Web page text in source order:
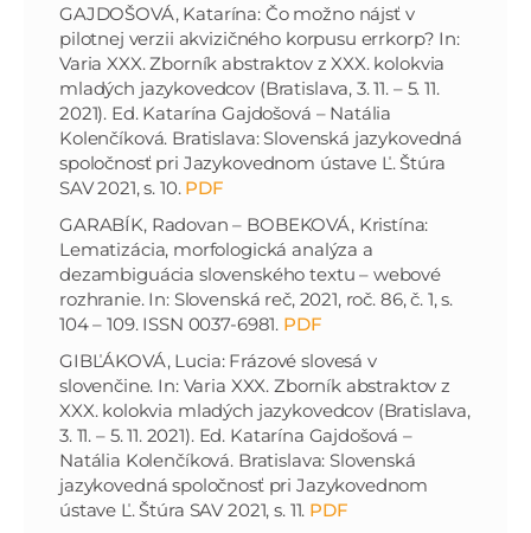
GAJDOŠOVÁ, Katarína: Čo možno nájsť v
pilotnej verzii akvizičného korpusu errkorp? In:
Varia XXX. Zborník abstraktov z XXX. kolokvia
mladých jazykovedcov (Bratislava, 3. 11. – 5. 11.
2021). Ed. Katarína Gajdošová – Natália
Kolenčíková. Bratislava: Slovenská jazykovedná
spoločnosť pri Jazykovednom ústave Ľ. Štúra
SAV 2021, s. 10. PDF
GARABÍK, Radovan – BOBEKOVÁ, Kristína:
Lematizácia, morfologická analýza a
dezambiguácia slovenského textu – webové
rozhranie. In: Slovenská reč, 2021, roč. 86, č. 1, s.
104 – 109. ISSN 0037-6981. PDF
GIBĽÁKOVÁ, Lucia: Frázové slovesá v
slovenčine. In: Varia XXX. Zborník abstraktov z
XXX. kolokvia mladých jazykovedcov (Bratislava,
3. 11. – 5. 11. 2021). Ed. Katarína Gajdošová –
Natália Kolenčíková. Bratislava: Slovenská
jazykovedná spoločnosť pri Jazykovednom
ústave Ľ. Štúra SAV 2021, s. 11. PDF